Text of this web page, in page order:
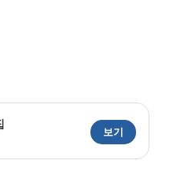
보기